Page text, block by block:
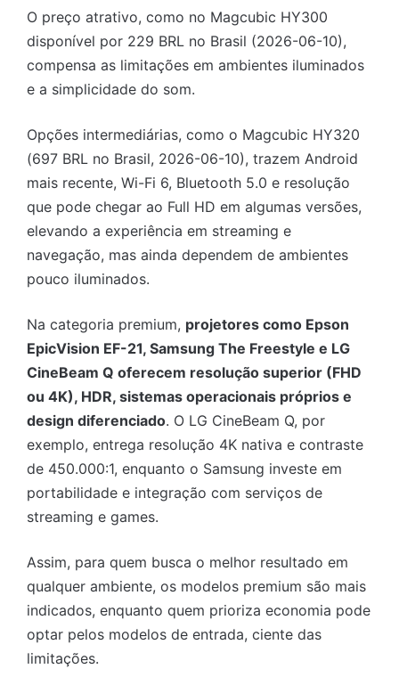
O preço atrativo, como no Magcubic HY300
disponível por 229 BRL no Brasil (2026-06-10),
compensa as limitações em ambientes iluminados
e a simplicidade do som.
Opções intermediárias, como o Magcubic HY320
(697 BRL no Brasil, 2026-06-10), trazem Android
mais recente, Wi-Fi 6, Bluetooth 5.0 e resolução
que pode chegar ao Full HD em algumas versões,
elevando a experiência em streaming e
navegação, mas ainda dependem de ambientes
pouco iluminados.
Na categoria premium, projetores como Epson
EpicVision EF-21, Samsung The Freestyle e LG
CineBeam Q oferecem resolução superior (FHD
ou 4K), HDR, sistemas operacionais próprios e
design diferenciado. O LG CineBeam Q, por
exemplo, entrega resolução 4K nativa e contraste
de 450.000:1, enquanto o Samsung investe em
portabilidade e integração com serviços de
streaming e games.
Assim, para quem busca o melhor resultado em
qualquer ambiente, os modelos premium são mais
indicados, enquanto quem prioriza economia pode
optar pelos modelos de entrada, ciente das
limitações.